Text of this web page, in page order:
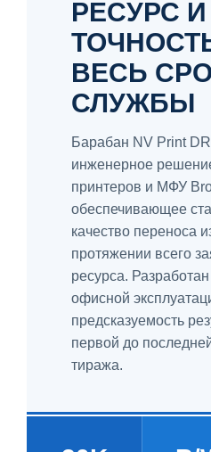
РЕСУРС И
ВЕСЬ
СЛУЖБЫ
Барабан NV Print
инженерное
принтеров и МФУ
обеспечивающее
качество переноса
протяжении всего
ресурса.
офисной
предсказуемость
первой до
тиража.